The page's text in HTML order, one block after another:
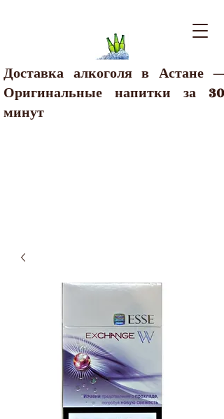
Доставка алкоголя в Астане —
Оригинальные напитки за 30
минут